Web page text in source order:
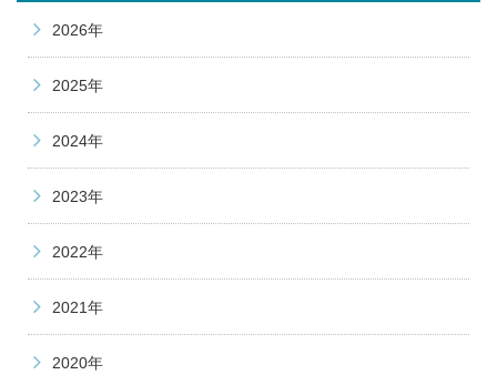
2026年
2025年
2024年
2023年
2022年
2021年
2020年